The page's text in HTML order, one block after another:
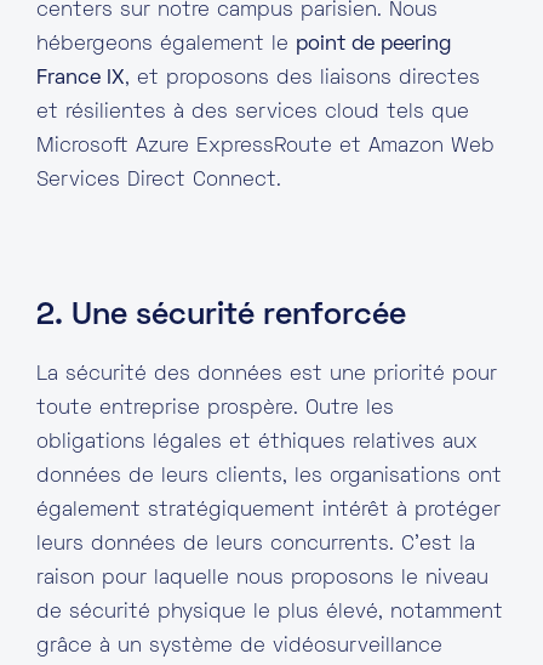
centers sur notre campus parisien. Nous
hébergeons également le point de peering
France IX, et proposons des liaisons directes
et résilientes à des services cloud tels que
Microsoft Azure ExpressRoute et Amazon Web
Services Direct Connect.
2. Une sécurité renforcée
La sécurité des données est une priorité pour
toute entreprise prospère. Outre les
obligations légales et éthiques relatives aux
données de leurs clients, les organisations ont
également stratégiquement intérêt à protéger
leurs données de leurs concurrents. C’est la
raison pour laquelle nous proposons le niveau
de sécurité physique le plus élevé, notamment
grâce à un système de vidéosurveillance